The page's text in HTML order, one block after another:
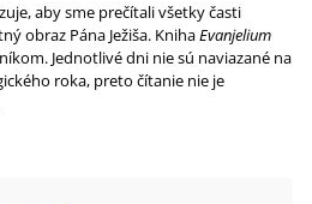
aby sme prečítali všetky časti
obraz Pána Ježiša. KnihaEvanjelium
Jednotlivé dni nie sú naviazané na
roka, preto čítanie nie je